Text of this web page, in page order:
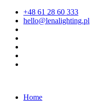
+48 61 28 60 333
hello@lenalighting.pl
Home